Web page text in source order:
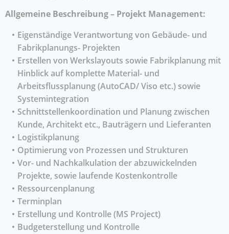
Allgemeine Beschreibung – Projekt Management:
Eigenständige Verantwortung von Gebäude- und
Fabrikplanungs- Projekten
Erstellen von Werkslayouts sowie Fabrikplanung mit
Hinblick auf komplette Material- und
Arbeitsflussplanung (AutoCAD/ Viso etc.) sowie
Systemintegration
Schnittstellenkoordination und Planung zwischen
Kunde, Architekt etc., Bauträgern und Lieferanten
Logistikplanung
Optimierung von Prozessen und Strukturen
Vor- und Nachkalkulation der abzuwickelnden
Projekte, sowie laufende Kostenkontrolle
Ressourcenplanung
Terminplan
Erstellung und Kontrolle (MS Project)
Budgeterstellung und Kontrolle